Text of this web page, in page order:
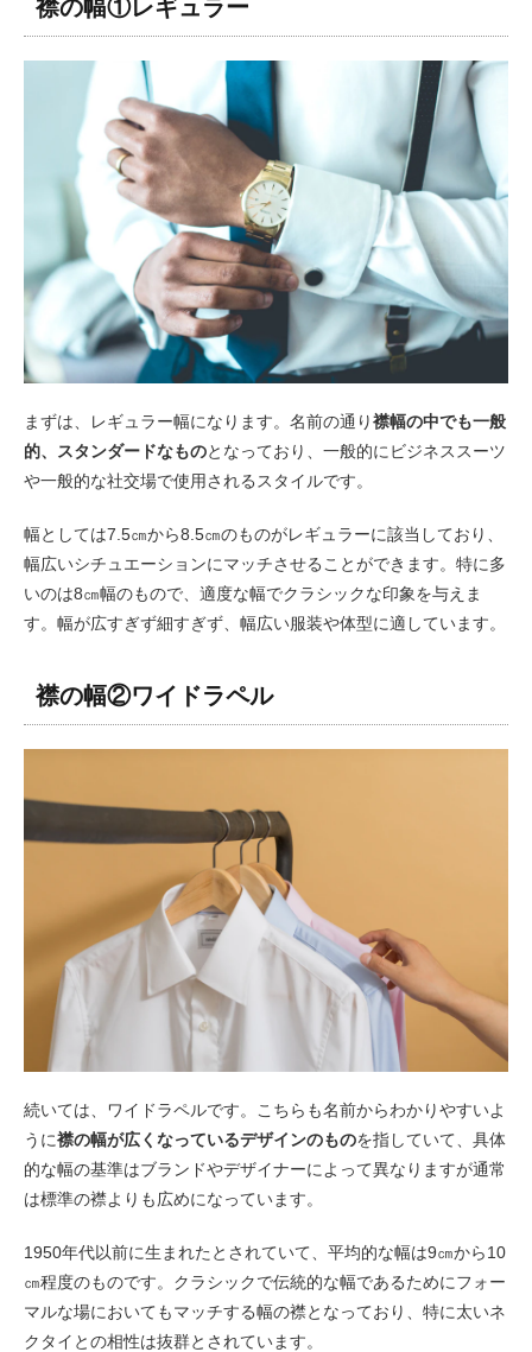
襟の幅①レギュラー
まずは、レギュラー幅になります。名前の通り襟幅の中でも一般
的、スタンダードなものとなっており、一般的にビジネススーツ
や一般的な社交場で使用されるスタイルです。
幅としては7.5㎝から8.5㎝のものがレギュラーに該当しており、
幅広いシチュエーションにマッチさせることができます。特に多
いのは8㎝幅のもので、適度な幅でクラシックな印象を与えま
す。幅が広すぎず細すぎず、幅広い服装や体型に適しています。
襟の幅②ワイドラペル
続いては、ワイドラペルです。こちらも名前からわかりやすいよ
うに襟の幅が広くなっているデザインのものを指していて、具体
的な幅の基準はブランドやデザイナーによって異なりますが通常
は標準の襟よりも広めになっています。
1950年代以前に生まれたとされていて、平均的な幅は9㎝から10
㎝程度のものです。クラシックで伝統的な幅であるためにフォー
マルな場においてもマッチする幅の襟となっており、特に太いネ
クタイとの相性は抜群とされています。